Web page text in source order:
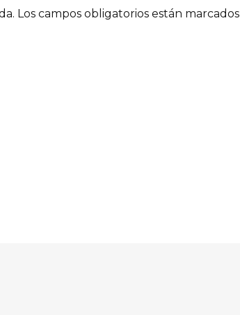
Los campos obligatorios están marcados